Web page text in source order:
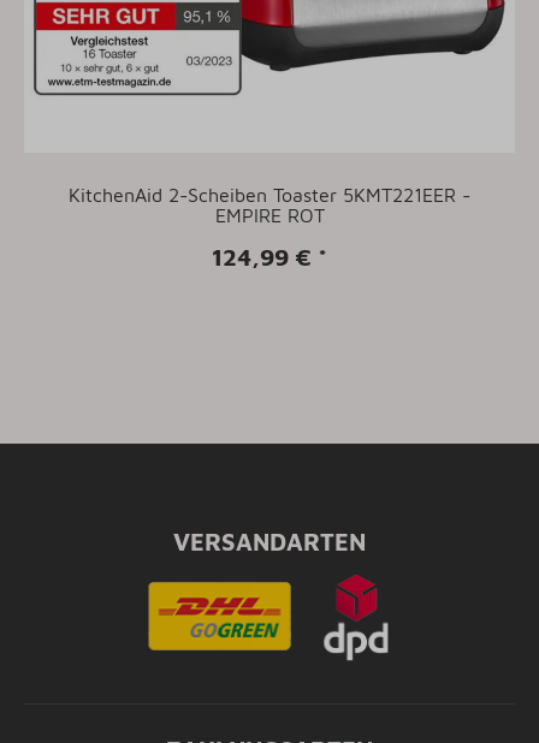
KitchenAid 2-Scheiben Toaster 5KMT221EER -
EMPIRE ROT
124,99 € *
VERSANDARTEN